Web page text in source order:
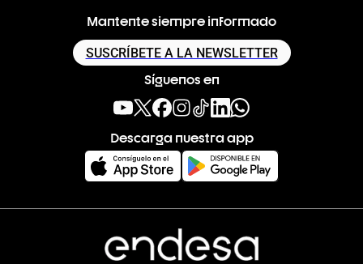
Mantente siempre informado
SUSCRÍBETE A LA NEWSLETTER
Síguenos en
Descarga nuestra app